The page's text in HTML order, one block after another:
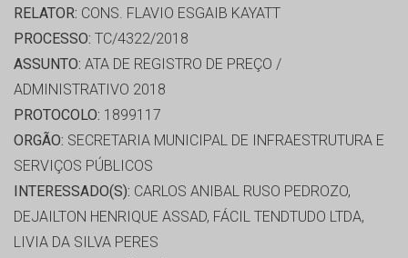
RELATOR: CONS. FLAVIO ESGAIB KAYATT
PROCESSO: TC/4322/2018
ASSUNTO: ATA DE REGISTRO DE PREÇO /
ADMINISTRATIVO 2018
PROTOCOLO: 1899117
ORGÃO: SECRETARIA MUNICIPAL DE INFRAESTRUTURA E
SERVIÇOS PÚBLICOS
INTERESSADO(S): CARLOS ANIBAL RUSO PEDROZO,
DEJAILTON HENRIQUE ASSAD, FÁCIL TENDTUDO LTDA,
LIVIA DA SILVA PERES